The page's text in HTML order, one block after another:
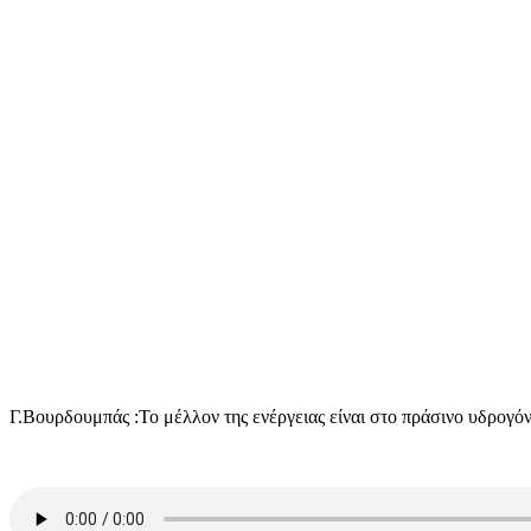
Γ.Βουρδουμπάς :Το μέλλον της ενέργειας είναι στο πράσινο